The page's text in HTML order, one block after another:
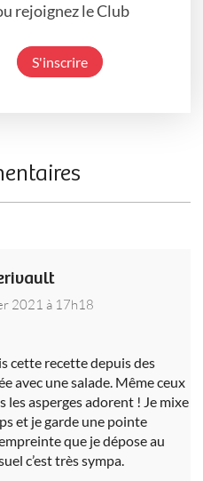
rejoignez le Club
S'inscrire
2021 à 17h18
cette recette depuis des
avec une salade. Même ceux
les asperges adorent ! Je mixe
et je garde une pointe
que je dépose au
c’est très sympa.